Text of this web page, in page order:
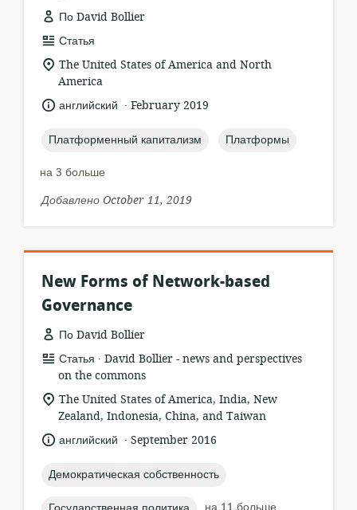
По David Bollier
формат
ресурса:
Статья
актуальное
местонахождение:
The United States of America and North
America
язык:английский .
опубликовано
February 2019
topic:
Платформенный капитализм topic:
Платформы
на 3 больше
Добавлено October 11, 2019
New Forms of Network-based
Governance
По David Bollier
формат
ресурса:
Статья .
издатель:
David Bollier - news and perspectives
on the commons
актуальное
местонахождение:
The United States of America, India, New
Zealand, Indonesia, China, and Taiwan
язык:английский .
опубликовано
September 2016
topic:
Демократическая собственность